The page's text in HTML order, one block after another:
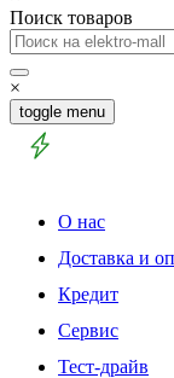
Поиск товаров
×
toggle menu
О нас
Доставка и
Кредит
Сервис
Тест-драйв